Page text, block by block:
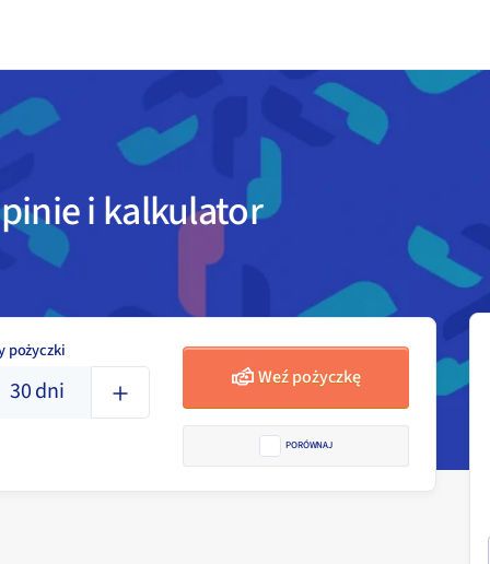
i kalkulator
pożyczki
30dni Weź pożyczkę
PORÓWNAJ